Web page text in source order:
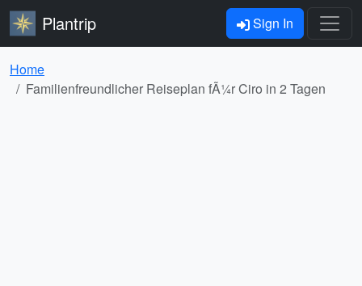
Plantrip Sign In
Home
Familienfreundlicher Reiseplan fÃ¼r Ciro in 2 Tagen